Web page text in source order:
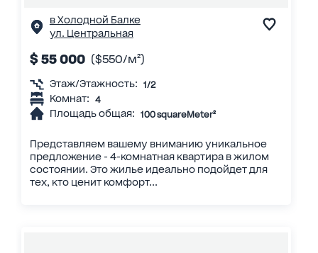
в Холодной Балке
ул. Центральная
$ 55 000 ($550/м²)
Этаж/Этажность: 1/2
Комнат: 4
Площадь общая: 100 squareMeter²
Представляем вашему вниманию уникальное
предложение - 4-комнатная квартира в жилом
состоянии. Это жилье идеально подойдет для
тех, кто ценит комфорт...